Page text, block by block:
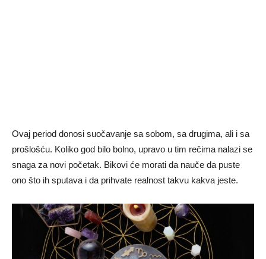
Ovaj period donosi suočavanje sa sobom, sa drugima, ali i sa
prošlošću. Koliko god bilo bolno, upravo u tim rečima nalazi se
snaga za novi početak. Bikovi će morati da nauče da puste
ono što ih sputava i da prihvate realnost takvu kakva jeste.